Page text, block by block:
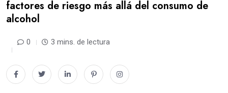
factores de riesgo más allá del consumo de
alcohol
0 3 mins. de lectura